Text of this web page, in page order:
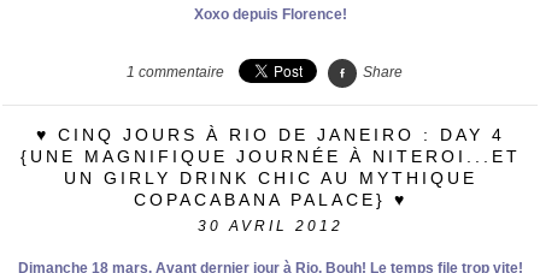
Xoxo depuis Florence!
1 commentaire Share
♥ CINQ JOURS À RIO DE JANEIRO : DAY 4
{UNE MAGNIFIQUE JOURNÉE À NITEROI...ET
UN GIRLY DRINK CHIC AU MYTHIQUE
COPACABANA PALACE} ♥
30 AVRIL 2012
Dimanche 18 mars. Avant dernier jour à Rio. Bouh! Le temps file trop vite!